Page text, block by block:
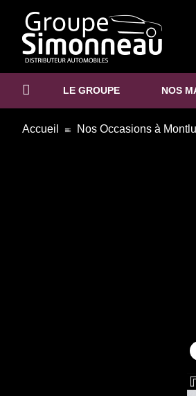
LE GROUPE NOS
Accueil Nos Occasions à